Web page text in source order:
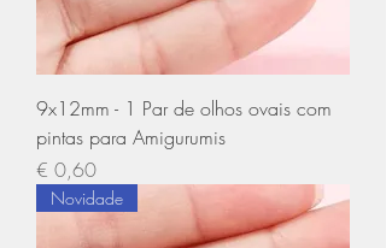
9x12mm - 1 Par de olhos ovais com
pintas para Amigurumis
Preço
€ 0,60
Novidade